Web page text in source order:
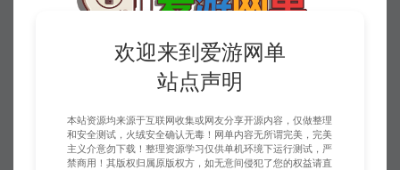
欢迎来到爱游网单
站点声明
本站资源均来源于互联网收集或网友分享开源内容，仅做整理
和安全测试，火绒安全确认无毒！网单内容无所谓完美，完美
主义介意勿下载！整理资源学习仅供单机环境下运行测试，严
禁商用！其版权归属原版权方，如无意间侵犯了您的权益请直